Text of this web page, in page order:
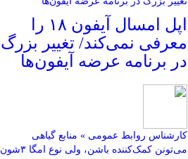
اپل امسال آیفون ۱۸ را
معرفی نمی‌کند/ تغییر بزرگ
در برنامه عرضه آیفون‌ها
کارشناس روابط عمومی » منابع گیاهی
می‌تونن کمک‌کننده باشن، ولی نوع امگا ۳شون